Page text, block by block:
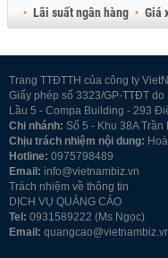
Lãi suất ngân hàng
Giá
Trang TTĐTTH của công ty
Giấy phép số 3323/GP-TTĐT do
Lầu 5 - Compa Building - 293
Chi nhánh: Số 5 - Khu 38A
Chịu trách nhiệm nội dung:
Hotline: 0975798489
Email: info@vietnambiz.vn
Trách nhiệm về thông tin
DỊCH VỤ QUẢNG CÁO
Tel: 0931589222 (Ms Ngọc)
Email: